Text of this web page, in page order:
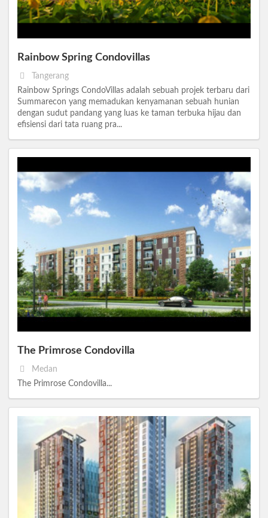
Rainbow Spring Condovillas
Tangerang
Rainbow Springs CondoVillas adalah sebuah projek terbaru dari
Summarecon yang memadukan kenyamanan sebuah hunian
dengan sudut pandang yang luas ke taman terbuka hijau dan
efisiensi dari tata ruang pra...
The Primrose Condovilla
Medan
The Primrose Condovilla...